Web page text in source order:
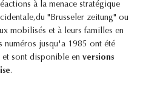
à la menace stratégique
"Brusseler zeitung" ou
mobilisés et à leurs familles en
numéros jusqu'a 1985 ont été
et sont disponible en versions
.